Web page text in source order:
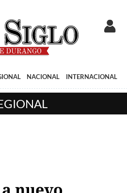
NACIONAL INTERNACIONAL